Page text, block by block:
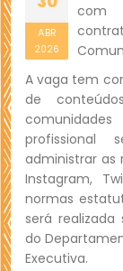
ABR
2026
com
A vaga tem
de
profissional
administrar as
Instagram,
normas
será
do
Executiva.